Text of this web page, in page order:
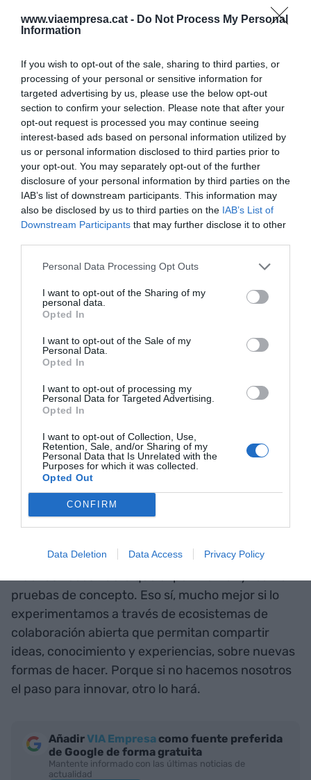
www.viaempresa.cat - Do Not Process My Personal
Information
If you wish to opt-out of the sale, sharing to third parties, or
processing of your personal or sensitive information for
targeted advertising by us, please use the below opt-out
section to confirm your selection. Please note that after your
opt-out request is processed you may continue seeing
interest-based ads based on personal information utilized by
us or personal information disclosed to third parties prior to
your opt-out. You may separately opt-out of the further
disclosure of your personal information by third parties on the
IAB’s list of downstream participants. This information may
also be disclosed by us to third parties on the IAB’s List of
Downstream Participants that may further disclose it to other
Personal Data Processing Opt Outs
I want to opt-out of the Sharing of my
personal data.
Opted In
I want to opt-out of the Sale of my
Personal Data.
Opted In
I want to opt-out of processing my
Personal Data for Targeted Advertising.
Opted In
I want to opt-out of Collection, Use,
Retention, Sale, and/or Sharing of my
Personal Data that Is Unrelated with the
Purposes for which it was collected.
Opted Out
CONFIRM
Data Deletion Data Access Privacy Policy
, el 76% de
los consumidores no está satisfecho con la
personalizados. A pesar de que el acierto en los
sistemas que recomiendan productos
personalizados puede ser a veces discutible,
queda claro cuál es el camino a seguir.
Y sobre el metaverso, ¿qué esperamos como
usuarios? ¿Realmente querremos colocarnos
unas ojeras de realidad virtual para inspirarnos
sobre a qué destino u hotel viajar? Teniendo en
cuenta que los sistemas de personalización han
a comparar alternativas para decidir donde ir o
donde dormir, ¿estaremos dispuestos a dedicar
todavía más tiempos? Tarde o temprano lo
mundo habla de esta nueva realidad virtual, que
hasta el año 2030 no se espera que llegue a su
máximo potencial, pero, en cambio, no se habla
mucho de otras tecnologías, como las lentes de
un producto consolidado, pueden impactar en la
experiencia, en este caso durante los viajes
presenciales.
Han surgido, surgen y surgirán nuevas
de ellas nos aporta valor. No es una tarea fácil y
pruebas de concepto. Eso sí, mucho mejor si lo
experimentamos a través de ecosistemas de
colaboración abierta que permitan compartir
ideas, conocimiento y experiencias, sobre nuevas
formas de hacer. Porque si no hacemos nosotros
el paso para innovar, otro lo hará.
AñadirVIA Empresa como fuente preferida
de Google de forma gratuita
Mantente informado con las últimas noticias de
actualidad